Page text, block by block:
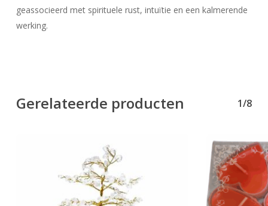
geassocieerd met spirituele rust, intuïtie en een kalmerende
werking.
Gerelateerde producten 1/8